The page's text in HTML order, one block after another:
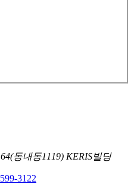
동내동1119) KERIS빌딩
3122